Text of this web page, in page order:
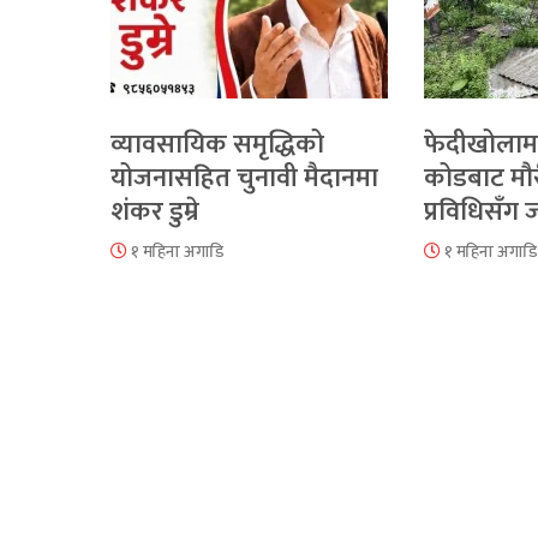
व्यावसायिक समृद्धिको
योजनासहित चुनावी मैदानमा
शंकर डुम्रे
१ महिना अगाडि
कोडबाट
प्रविधिसँग
१ महिना अगाडि